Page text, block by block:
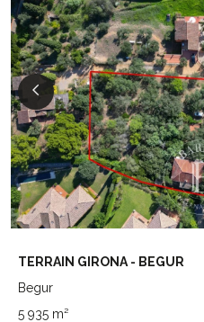
TERRAIN GIRONA - BEGUR
Begur
5 935 m²